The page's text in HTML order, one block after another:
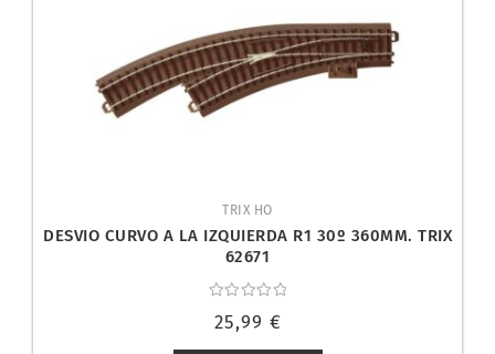
TRIX HO
DESVIO CURVO A LA IZQUIERDA R1 30º 360MM. TRIX
62671
con
25,99 €